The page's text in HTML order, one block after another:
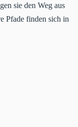
sie den Weg aus
Pfade finden sich in